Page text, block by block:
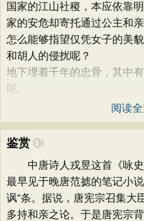
国家的江山社稷，本应依靠
家的安危却寄托通过公主和亲
怎么能够指望仅凭女子的美
和胡人的侵扰呢？
地下埋着千年的忠骨，其中
呢。
阅读
鉴赏
中唐诗人戎昱这首《咏史
最早见于晚唐范摅的笔记小
讽”条。据说，唐宪宗召集大
多持和亲之论。于是唐宪宗